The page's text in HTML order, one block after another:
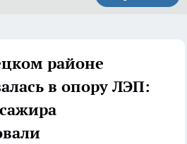
районе
в опору ЛЭП: